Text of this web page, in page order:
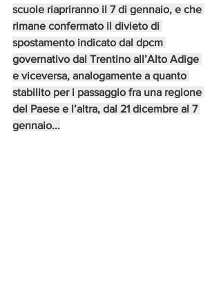
scuole riapriranno il 7 di gennaio, e che
rimane confermato il divieto di
spostamento indicato dal dpcm
governativo dal Trentino all’Alto Adige
e viceversa, analogamente a quanto
stabilito per i passaggio fra una regione
del Paese e l’altra, dal 21 dicembre al 7
gennaio...